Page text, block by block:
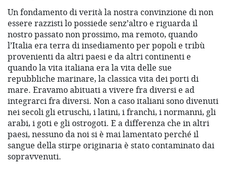
Un fondamento di verità la nostra convinzione di non
essere razzisti lo possiede senz’altro e riguarda il
nostro passato non prossimo, ma remoto, quando
l’Italia era terra di insediamento per popoli e tribù
provenienti da altri paesi e da altri continenti e
quando la vita italiana era la vita delle sue
repubbliche marinare, la classica vita dei porti di
mare. Eravamo abituati a vivere fra diversi e ad
integrarci fra diversi. Non a caso italiani sono divenuti
nei secoli gli etruschi, i latini, i franchi, i normanni, gli
arabi, i goti e gli ostrogoti. E a differenza che in altri
paesi, nessuno da noi si è mai lamentato perché il
sangue della stirpe originaria è stato contaminato dai
sopravvenuti.